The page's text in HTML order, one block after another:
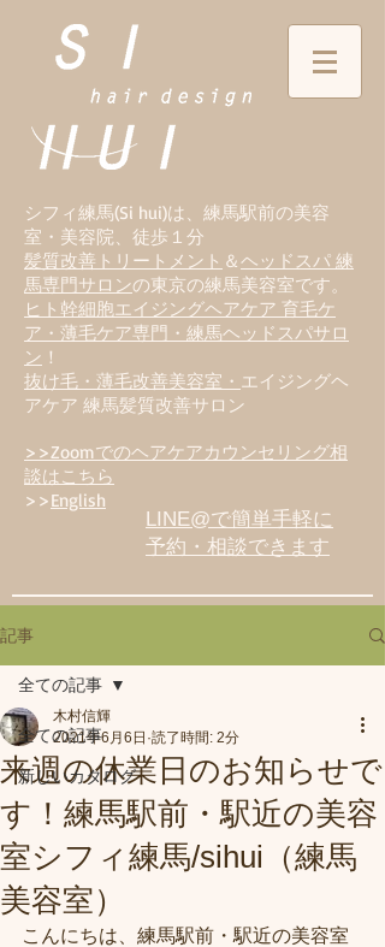
シフィ練馬(Si hui)は、 練馬駅前の美容
室・美容院、徒歩１分
髪質改善トリートメント ＆ヘッドスパ 練
馬専門サロンの東京の練馬美容室です。
ヒト幹細胞エイジングヘアケア 育毛ケ
ア・薄毛ケア専門・練馬ヘッドスパサロ
ン ！
抜け毛・薄毛改善美容室・ エイジングヘ
アケア 練馬髪質改善サロン
>>Zoomでのヘアケアカウンセリング相
談はこちら
>>English
LINE@で簡単手軽に
予約・相談できます
記事
全ての記事
新しいカタログ
全ての記事
来週の休業日のお知らせで
す！練馬駅前・駅近の美容
室シフィ練馬/sihui（練馬
美容室）
木村信輝
2021年6月6日 読了時間: 2分
こんにちは、練馬駅前・駅近の美容室